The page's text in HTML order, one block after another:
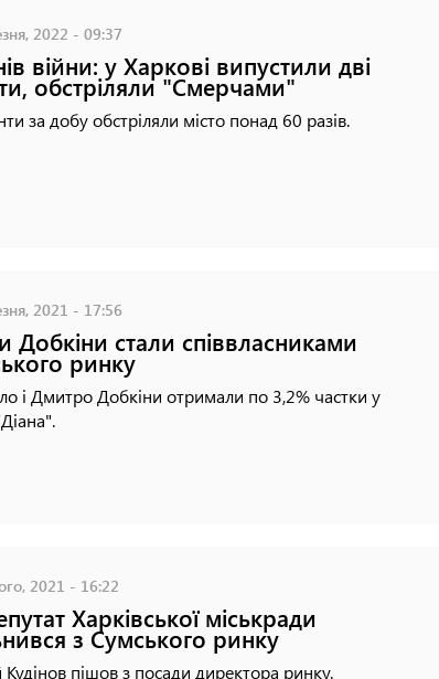
2022 - 09:37
війни: у Харкові випустили дві
обстріляли "Смерчами"
за добу обстріляли місто понад 60 разів.
2021 - 17:56
Добкіни стали співвласниками
ринку
і Дмитро Добкіни отримали по 3,2% частки у
2021 - 16:22
Харківської міськради
з Сумського ринку
Кудінов пішов з посади директора ринку.